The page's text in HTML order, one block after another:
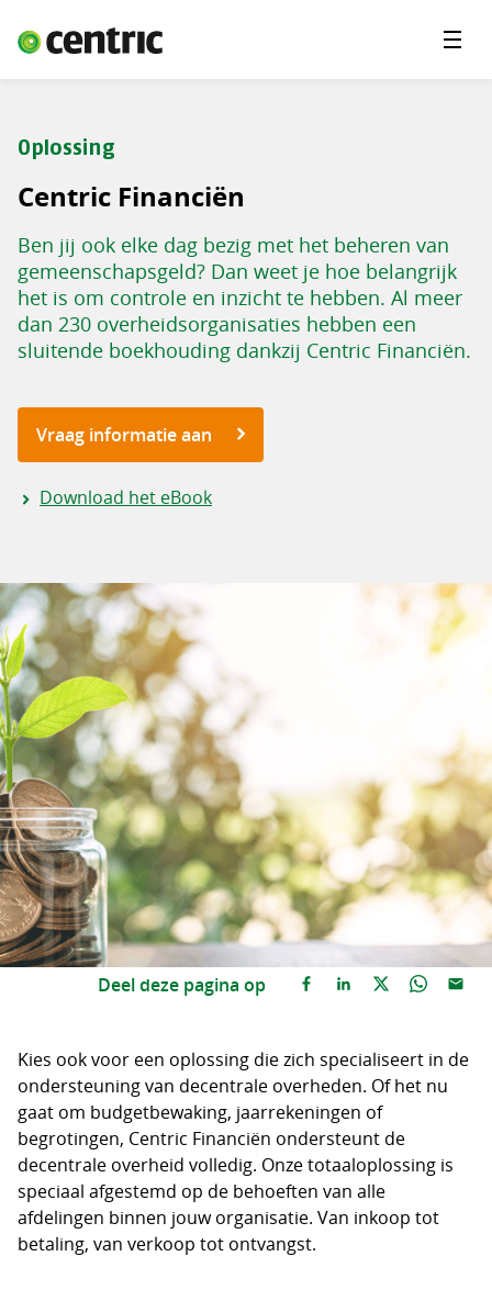
Oplossingen
Careers
Insights
Oplossing
Centric Financiën
Ben jij ook elke dag bezig met het beheren van
gemeenschapsgeld? Dan weet je hoe belangrijk
het is om controle en inzicht te hebben. Al meer
dan 230 overheidsorganisaties hebben een
sluitende boekhouding dankzij Centric Financiën.
Vraag informatie aan
Download het eBook
Deel deze pagina op
Kies ook voor een oplossing die zich specialiseert in de
ondersteuning van decentrale overheden. Of het nu
gaat om budgetbewaking, jaarrekeningen of
begrotingen, Centric Financiën ondersteunt de
decentrale overheid volledig. Onze totaaloplossing is
speciaal afgestemd op de behoeften van alle
afdelingen binnen jouw organisatie. Van inkoop tot
betaling, van verkoop tot ontvangst.